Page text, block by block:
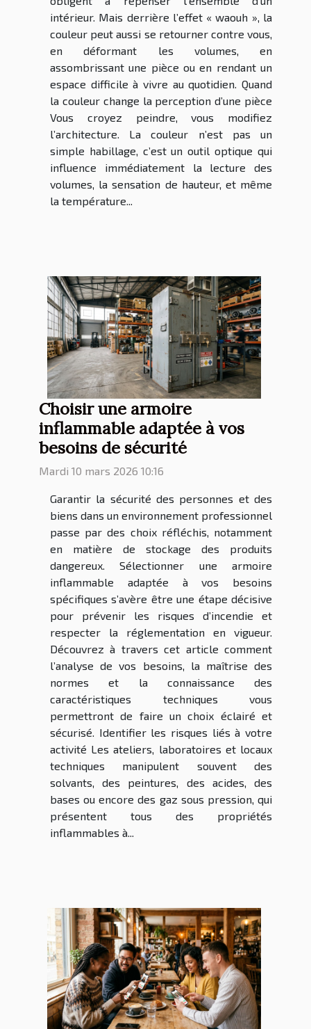
intérieur. Mais derrière l’effet « waouh », la
couleur peut aussi se retourner contre vous,
en déformant les volumes, en
assombrissant une pièce ou en rendant un
espace difficile à vivre au quotidien. Quand
la couleur change la perception d’une pièce
Vous croyez peindre, vous modifiez
l’architecture. La couleur n’est pas un
simple habillage, c’est un outil optique qui
influence immédiatement la lecture des
volumes, la sensation de hauteur, et même
la température...
Choisir une armoire
inflammable adaptée à vos
besoins de sécurité
Mardi 10 mars 2026 10:16
Garantir la sécurité des personnes et des
biens dans un environnement professionnel
passe par des choix réfléchis, notamment
en matière de stockage des produits
dangereux. Sélectionner une armoire
inflammable adaptée à vos besoins
spécifiques s’avère être une étape décisive
pour prévenir les risques d’incendie et
respecter la réglementation en vigueur.
Découvrez à travers cet article comment
l’analyse de vos besoins, la maîtrise des
normes et la connaissance des
caractéristiques techniques vous
permettront de faire un choix éclairé et
sécurisé. Identifier les risques liés à votre
activité Les ateliers, laboratoires et locaux
techniques manipulent souvent des
solvants, des peintures, des acides, des
bases ou encore des gaz sous pression, qui
présentent tous des propriétés
inflammables à...